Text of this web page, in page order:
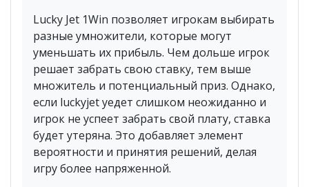
Lucky Jet 1Win позволяет игрокам выбирать
разные умножители, которые могут
уменьшать их прибыль. Чем дольше игрок
решает забрать свою ставку, тем выше
множитель и потенциальный приз. Однако,
если luckyjet уедет слишком неожиданно и
игрок не успеет забрать свой плату, ставка
будет утеряна. Это добавляет элемент
вероятности и принятия решений, делая
игру более напряженной.